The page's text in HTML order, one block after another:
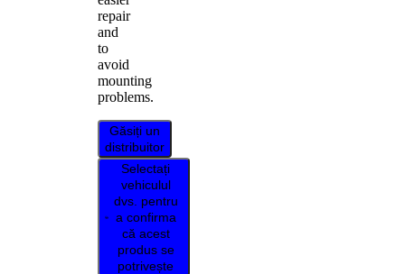
repair
and
to
avoid
mounting
problems.
Găsiți un
distribuitor
Selectați
vehiculul
dvs. pentru
a confirma
că acest
produs se
potrivește